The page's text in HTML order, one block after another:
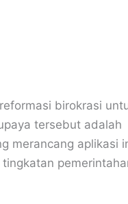
birokrasi
tersebut adalah
merancang aplikasi